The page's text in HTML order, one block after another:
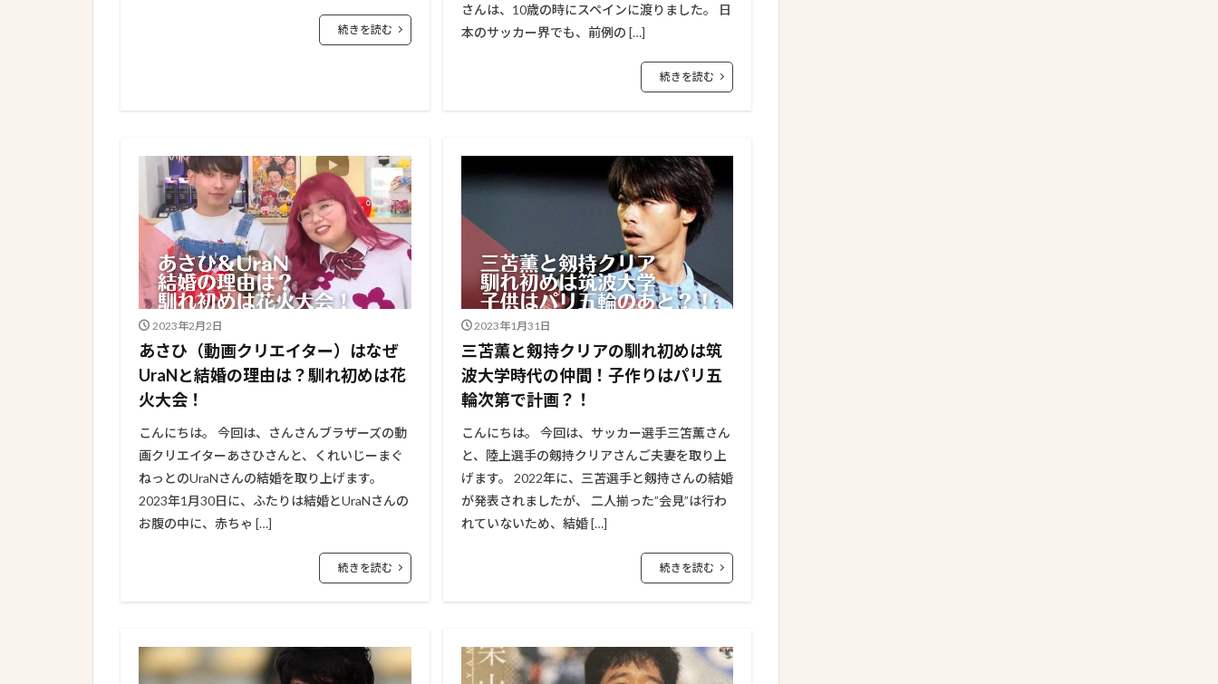
続きを読む
さんは、10歳の時にスペインに渡りました。 日
本のサッカー界でも、前例の […]
続きを読む
2023年2月2日
あさひ（動画クリエイター）はなぜ
UraNと結婚の理由は？馴れ初めは花
火大会！
こんにちは。 今回は、さんさんブラザーズの動
画クリエイターあさひさんと、くれいじーまぐ
ねっとのUraNさんの結婚を取り上げます。
2023年1月30日に、ふたりは結婚とUraNさんの
お腹の中に、赤ちゃ […]
続きを読む
2023年1月31日
三苫薫と剱持クリアの馴れ初めは筑
波大学時代の仲間！‎子作りはパリ五
輪次第で計画？！
こんにちは。 今回は、サッカー選手三笘薫さん
と、陸上選手の剱持クリアさんご夫妻を取り上
げます。 2022年に、三苫選手と剱持さんの結婚
が発表されましたが、 二人揃った”会見”は行わ
れていないため、結婚 […]
続きを読む